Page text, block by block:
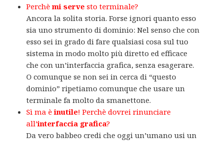
Perchèmi serve sto terminale?
Ancora la solita storia. Forse ignori quanto esso
sia uno strumento di dominio: Nel senso che con
esso sei in grado di fare qualsiasi cosa sul tuo
sistema in modo molto più diretto ed efficace
che con un’interfaccia grafica, senza esagerare.
O comunque se non sei in cerca di “questo
dominio” ripetiamo comunque che usare un
terminale fa molto da smanettone.
Sì ma èinutile! Perchè dovrei rinunciare
all’interfaccia grafica?
Da vero babbeo credi che oggi un’umano usi un